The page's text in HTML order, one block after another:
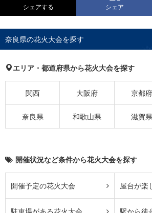
シェアする シェア
奈良県の花火大会を探す
エリア・都道府県から花火大会を探す
関西 大阪府 京都府
奈良県 和歌山県 滋賀県
開催状況など条件から花火大会を探す
開催予定の花火大会 屋台が楽